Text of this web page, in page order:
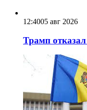
12:4005 авг 2026
Трамп